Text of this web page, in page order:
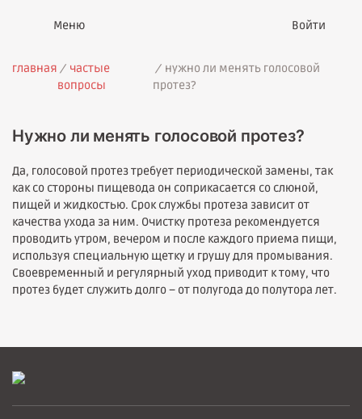
Войти
главная
частые
вопросы
нужно ли менять голосовой
протез?
Нужно ли менять голосовой протез?
Да, голосовой протез требует периодической замены, так
как со стороны пищевода он соприкасается со слюной,
пищей и жидкостью. Срок службы протеза зависит от
качества ухода за ним. Очистку протеза рекомендуется
проводить утром, вечером и после каждого приема пищи,
используя специальную щетку и грушу для промывания.
Своевременный и регулярный уход приводит к тому, что
протез будет служить долго – от полугода до полутора лет.